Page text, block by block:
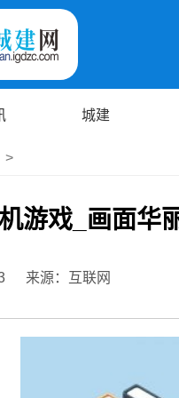
城建
>
游戏_画面华
来源：互联网